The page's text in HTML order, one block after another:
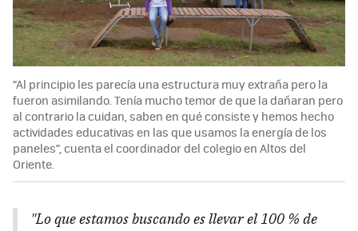
“Al principio les parecía una estructura muy extraña pero la
fueron asimilando. Tenía mucho temor de que la dañaran pero
al contrario la cuidan, saben en qué consiste y hemos hecho
actividades educativas en las que usamos la energía de los
paneles”, cuenta el coordinador del colegio en Altos del
Oriente.
"Lo que estamos buscando es llevar el 100 % de